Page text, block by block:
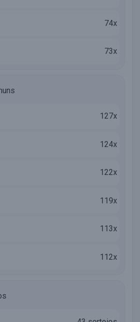
74x
73x
127x
124x
122x
119x
113x
112x